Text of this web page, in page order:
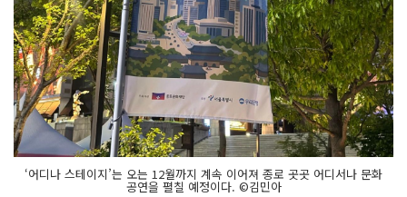
‘어디나 스테이지’는 오는 12월까지 계속 이어져 종로 곳곳 어디서나 문화
공연을 펼칠 예정이다. ©김민아